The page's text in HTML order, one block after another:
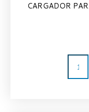
CARGADOR